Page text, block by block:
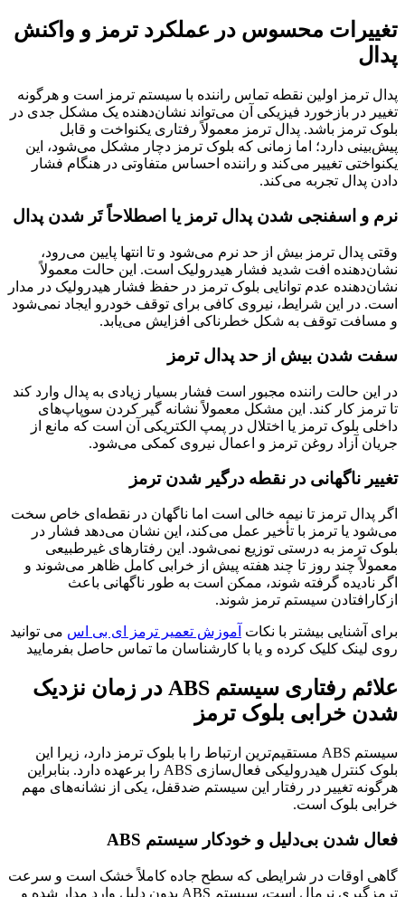
تغییرات محسوس در عملکرد ترمز و واکنش
پدال
پدال ترمز اولین نقطه تماس راننده با سیستم ترمز است و هرگونه
تغییر در بازخورد فیزیکی آن می‌تواند نشان‌دهنده یک مشکل جدی در
بلوک ترمز باشد. پدال ترمز معمولاً رفتاری یکنواخت و قابل
پیش‌بینی دارد؛ اما زمانی که بلوک ترمز دچار مشکل می‌شود، این
یکنواختی تغییر می‌کند و راننده احساس متفاوتی در هنگام فشار
دادن پدال تجربه می‌کند.
نرم و اسفنجی شدن پدال ترمز یا اصطلاحاً تَر شدن پدال
وقتی پدال ترمز بیش از حد نرم می‌شود و تا انتها پایین می‌رود،
نشان‌دهنده افت شدید فشار هیدرولیک است. این حالت معمولاً
نشان‌دهنده عدم توانایی بلوک ترمز در حفظ فشار هیدرولیک در مدار
است. در این شرایط، نیروی کافی برای توقف خودرو ایجاد نمی‌شود
و مسافت توقف به شکل خطرناکی افزایش می‌یابد.
سفت شدن بیش از حد پدال ترمز
در این حالت راننده مجبور است فشار بسیار زیادی به پدال وارد کند
تا ترمز کار کند. این مشکل معمولاً نشانه گیر کردن سوپاپ‌های
داخلی بلوک ترمز یا اختلال در پمپ الکتریکی آن است که مانع از
جریان آزاد روغن ترمز و اعمال نیروی کمکی می‌شود.
تغییر ناگهانی در نقطه درگیر شدن ترمز
اگر پدال ترمز تا نیمه خالی است اما ناگهان در نقطه‌ای خاص سخت
می‌شود یا ترمز با تأخیر عمل می‌کند، این نشان می‌دهد فشار در
بلوک ترمز به درستی توزیع نمی‌شود. این رفتارهای غیرطبیعی
معمولاً چند روز تا چند هفته پیش از خرابی کامل ظاهر می‌شوند و
اگر نادیده گرفته شوند، ممکن است به طور ناگهانی باعث
ازکارافتادن سیستم ترمز شوند.
برای آشنایی بیشتر با نکات آموزش تعمیر ترمز ای بی اس می توانید
روی لینک کلیک کرده و یا با کارشناسان ما تماس حاصل بفرمایید
علائم رفتاری سیستم ABS در زمان نزدیک
شدن خرابی بلوک ترمز
سیستم ABS مستقیم‌ترین ارتباط را با بلوک ترمز دارد، زیرا این
بلوک کنترل هیدرولیکی فعال‌سازی ABS را برعهده دارد. بنابراین
هرگونه تغییر در رفتار این سیستم ضدقفل، یکی از نشانه‌های مهم
خرابی بلوک است.
فعال شدن بی‌دلیل و خودکار سیستم ABS
گاهی اوقات در شرایطی که سطح جاده کاملاً خشک است و سرعت
ترمزگیری نرمال است، سیستم ABS بدون دلیل وارد مدار شده و